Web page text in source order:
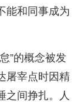
能和同事成为
”的概念被发
屠宰点时因精
之间挣扎。人